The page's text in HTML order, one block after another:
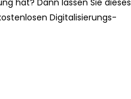
hat? Dann lassen Sie dieses
Digitalisierungs-